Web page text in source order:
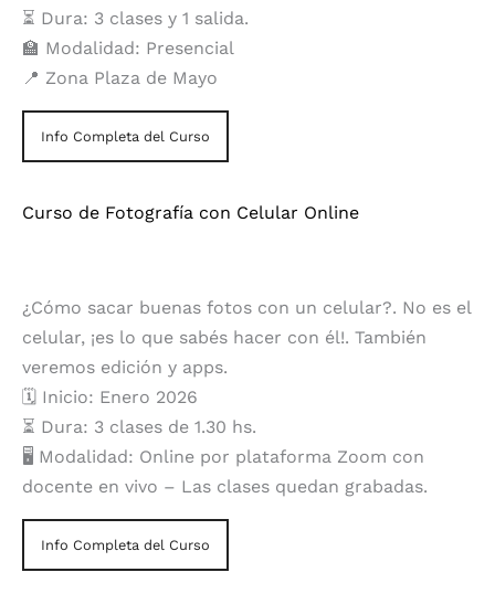
⏳ Dura: 3 clases y 1 salida.
🏫 Modalidad: Presencial
📍 Zona Plaza de Mayo
Info Completa del Curso
Curso de Fotografía con Celular Online
¿Cómo sacar buenas fotos con un celular?. No es el
celular, ¡es lo que sabés hacer con él!. También
veremos edición y apps.
🗓️ Inicio: Enero 2026
⏳ Dura: 3 clases de 1.30 hs.
🖥️ Modalidad: Online por plataforma Zoom con
docente en vivo – Las clases quedan grabadas.
Info Completa del Curso